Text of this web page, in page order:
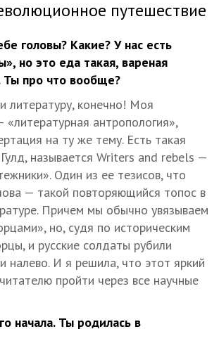
путешествие
головы? Какие? У нас есть
но это еда такая, вареная
Ты про что вообще?
литературу, конечно! Моя
«литературная антропология»,
на ту же тему. Есть такая
называется Writers and rebels —
Один из ее тезисов, что
— такой повторяющийся топос в
Причем мы обычно увязываем
но, судя по историческим
и русские солдаты рубили
налево. И я решила, что этот яркий
пройти через все научные
начала. Ты родилась в